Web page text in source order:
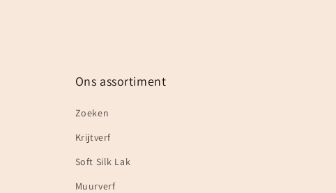
Ons assortiment
Zoeken
Krijtverf
Soft Silk Lak
Muurverf